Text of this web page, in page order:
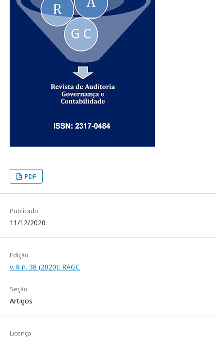
PDF
Publicado
11/12/2020
Edição
v. 8 n. 38 (2020): RAGC
Seção
Artigos
Licença